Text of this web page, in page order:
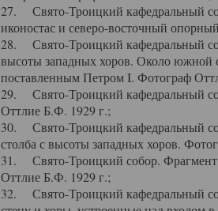
27. Свято-Троицкий кафедральный
иконостас и северо-восточный
28. Свято-Троицкий кафедральный
высоты западных хоров. Около южной
поставленным Петром I. Фотограф
29. Свято-Троицкий кафедральный
Оттлие Б.Ф. 1929 г.;
30. Свято-Троицкий кафедральный
столба с высоты западных хоров.
31. Свято-Троицкий собор. Фрагмент
Оттлие Б.Ф. 1929 г.;
32. Свято-Троицкий кафедральный